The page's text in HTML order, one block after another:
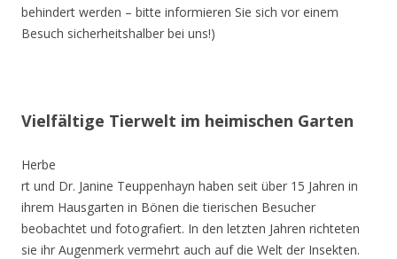
behindert werden – bitte informieren Sie sich vor einem
Besuch sicherheitshalber bei uns!)
Vielfältige Tierwelt im heimischen Garten
Herbe
rt und Dr. Janine Teuppenhayn haben seit über 15 Jahren in
ihrem Hausgarten in Bönen die tierischen Besucher
beobachtet und fotografiert. In den letzten Jahren richteten
sie ihr Augenmerk vermehrt auch auf die Welt der Insekten.